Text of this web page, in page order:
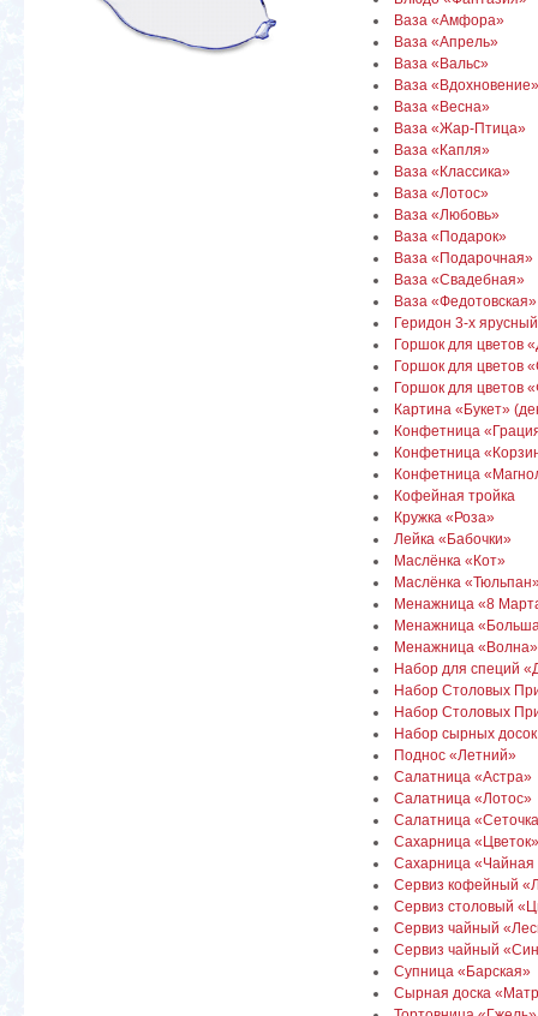
Ваза «Амфора»
Ваза «Апрель»
Ваза «Вальс»
Ваза «Вдохновение»
Ваза «Весна»
Ваза «Жар-Птица»
Ваза «Капля»
Ваза «Классика»
Ваза «Лотос»
Ваза «Любовь»
Ваза «Подарок»
Ваза «Подарочная»
Ваза «Свадебная»
Ваза «Федотовская»
Геридон 3-х ярусный
Горшок для цветов
Горшок для цветов
Горшок для цветов
Картина «Букет»
Конфетница
Конфетница
Конфетница
Кофейная тройка
Кружка «Роза»
Лейка «Бабочки»
Маслёнка «Кот»
Маслёнка
Менажница «8
Менажница
Менажница «Волна»
Набор для специй
Набор Столовых
Набор Столовых
Набор сырных
Поднос «Летний»
Салатница «Астра»
Салатница «Лотос»
Салатница
Сахарница «Цветок»
Сахарница «Чайная
Сервиз кофейный
Сервиз столовый
Сервиз чайный
Сервиз чайный
Супница «Барская»
Сырная доска